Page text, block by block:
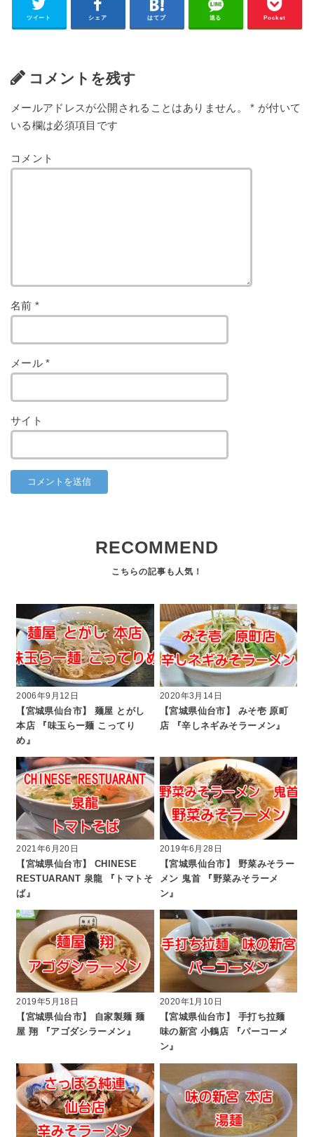
ツイート シェア はてブ 送る Pocket
コメントを残す
メールアドレスが公開されることはありません。 * が付いて
いる欄は必須項目です
コメント
名前 *
メール*
サイト
RECOMMEND
2006年9月12日
【宮城県仙台市】 麺屋 とがし
本店 『味玉らー麺 こってり
め』
2020年3月14日
【宮城県仙台市】 みそ壱 原町
店 『辛しネギみそラーメン』
2021年6月20日
【宮城県仙台市】 CHINESE
RESTUARANT 泉龍 『トマトそ
ば』
2019年6月28日
【宮城県仙台市】 野菜みそラー
メン 鬼首 『野菜みそラーメ
ン』
2019年5月18日
【宮城県仙台市】 自家製麺 麺
屋 翔 『アゴダシラーメン』
2020年1月10日
【宮城県仙台市】 手打ち拉麺
味の新宮 小鶴店 『パーコーメ
ン』